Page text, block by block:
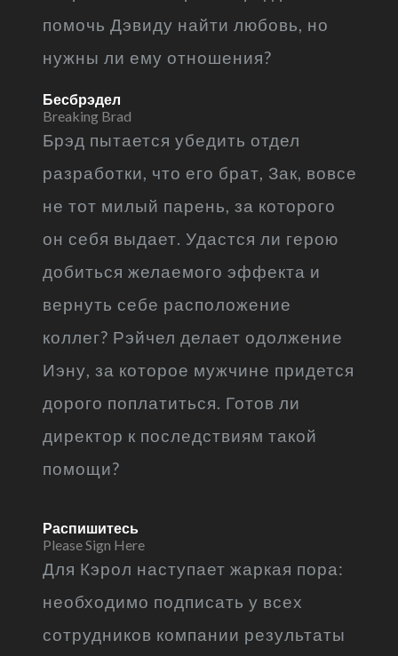
помочь Дэвиду найти любовь, но
нужны ли ему отношения?
Бесбрэдел
Breaking Brad
Брэд пытается убедить отдел
разработки, что его брат, Зак, вовсе
не тот милый парень, за которого
он себя выдает. Удастся ли герою
добиться желаемого эффекта и
вернуть себе расположение
коллег? Рэйчел делает одолжение
Иэну, за которое мужчине придется
дорого поплатиться. Готов ли
директор к последствиям такой
помощи?
Распишитесь
Please Sign Here
Для Кэрол наступает жаркая пора:
необходимо подписать у всех
сотрудников компании результаты